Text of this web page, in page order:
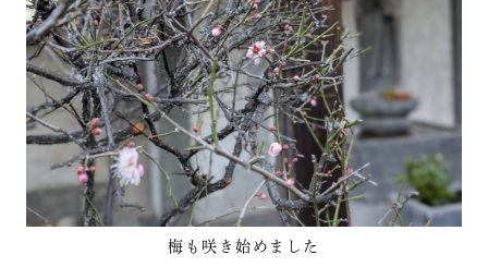
梅も咲き始めました